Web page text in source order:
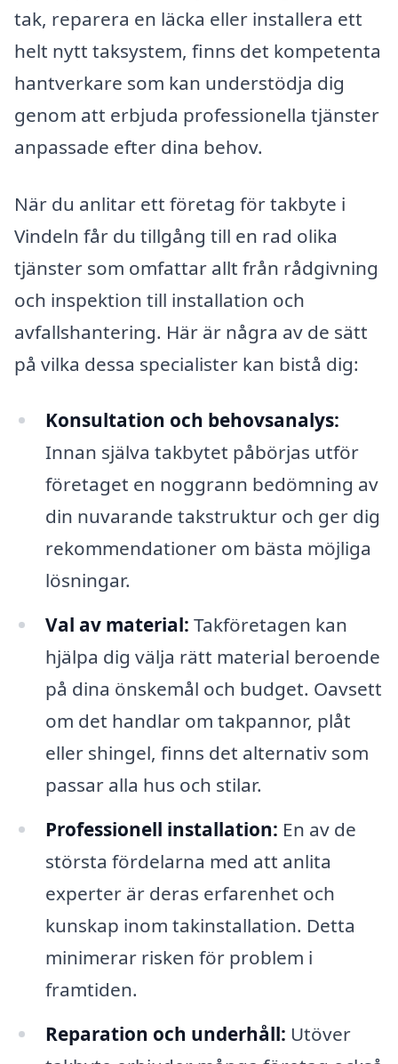
tak, reparera en läcka eller installera ett
helt nytt taksystem, finns det kompetenta
hantverkare som kan understödja dig
genom att erbjuda professionella tjänster
anpassade efter dina behov.
När du anlitar ett företag för takbyte i
Vindeln får du tillgång till en rad olika
tjänster som omfattar allt från rådgivning
och inspektion till installation och
avfallshantering. Här är några av de sätt
på vilka dessa specialister kan bistå dig:
Konsultation och behovsanalys:
Innan själva takbytet påbörjas utför
företaget en noggrann bedömning av
din nuvarande takstruktur och ger dig
rekommendationer om bästa möjliga
lösningar.
Val av material: Takföretagen kan
hjälpa dig välja rätt material beroende
på dina önskemål och budget. Oavsett
om det handlar om takpannor, plåt
eller shingel, finns det alternativ som
passar alla hus och stilar.
Professionell installation: En av de
största fördelarna med att anlita
experter är deras erfarenhet och
kunskap inom takinstallation. Detta
minimerar risken för problem i
framtiden.
Reparation och underhåll: Utöver